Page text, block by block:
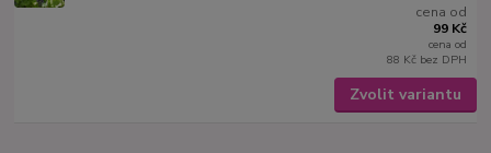
cena od
99 Kč
cena od
88 Kč bez DPH
Zvolit variantu